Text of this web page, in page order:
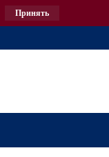
Принять